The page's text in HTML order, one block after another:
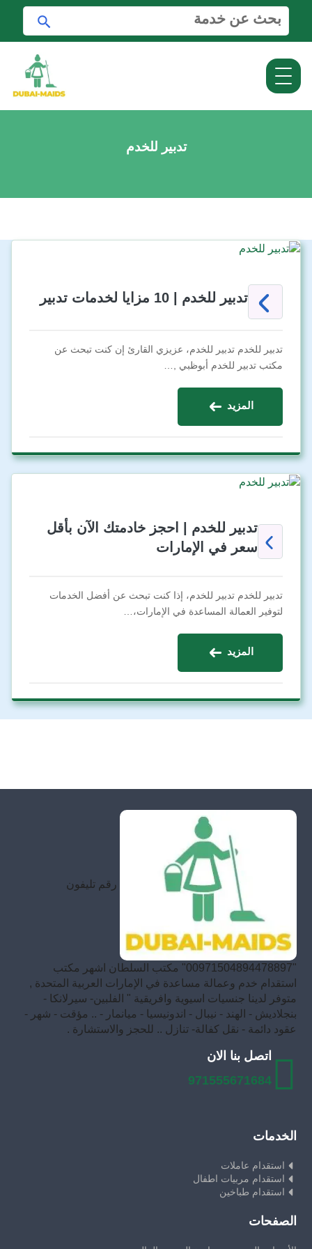
ب
ح
ث
ع
ب
ح
ث
تدبير للخدم
تدبير للخدم | 10 مزايا لخدمات تدبير
تدبير للخدم تدبير للخدم، عزيزي القارئ إن كنت تبحث عن
مكتب تدبير للخدم أبوظبي ,…
المزيد
تدبير للخدم | احجز خادمتك الآن بأقل
سعر في الإمارات
تدبير للخدم تدبير للخدم، إذا كنت تبحث عن أفضل الخدمات
لتوفير العمالة المساعدة في الإمارات،…
المزيد
رقم تليفون
"00971504894478897" مكتب السلطان اشهر مكتب
استقدام خدم وعمالة مساعدة في الإمارات العربية المتحدة ,
متوفر لدينا جنسيات اسيوية وافريقية " الفلبين- سيرلانكا -
بنجلاديش - الهند - نيبال - اندونيسيا - ميانمار - .. مؤقت - شهر -
عقود دائمة - نقل كفالة- تنازل .. للحجز والاستشارة .
اتصل بنا الان
971555671684
الخدمات
استقدام عاملات
استقدام مربيات اطفال
استقدام طباخين
الصفحات